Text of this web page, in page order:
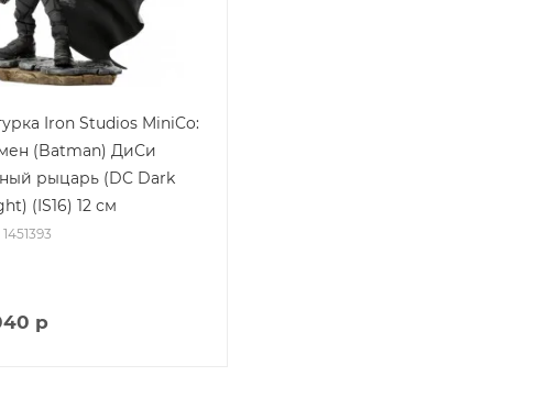
Iron Studios MiniCo:
(Batman) ДиСи
рыцарь (DC Dark
(IS16) 12 см
р